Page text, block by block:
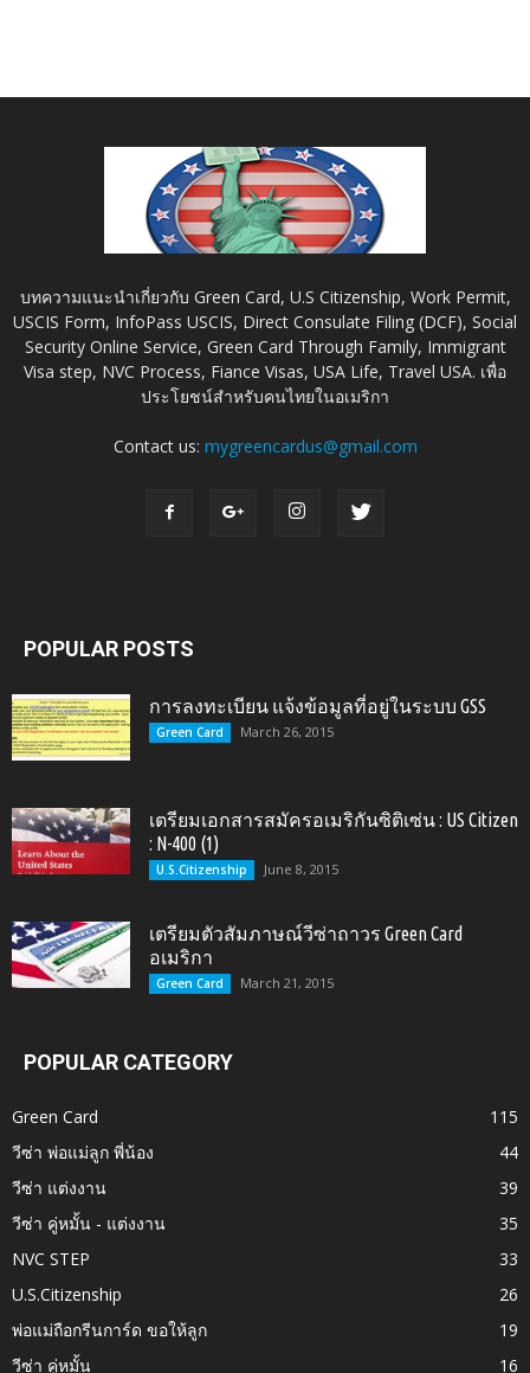
บทความแนะนำเกี่ยวกับ Green Card, U.S Citizenship, Work Permit,
USCIS Form, InfoPass USCIS, Direct Consulate Filing (DCF), Social
Security Online Service, Green Card Through Family, Immigrant
Visa step, NVC Process, Fiance Visas, USA Life, Travel USA. เพื่อ
ประโยชน์สำหรับคนไทยในอเมริกา
Contact us: mygreencardus@gmail.com
POPULAR POSTS
การลงทะเบียน แจ้งข้อมูลที่อยู่ในระบบ GSS
Green Card March 26, 2015
เตรียมเอกสารสมัครอเมริกันซิติเซ่น : US Citizen
: N-400 (1)
U.S.Citizenship June 8, 2015
เตรียมตัวสัมภาษณ์วีซ่าถาวร Green Card
อเมริกา
Green Card March 21, 2015
POPULAR CATEGORY
Green Card
115
วีซ่า พ่อแม่ลูก พี่น้อง
44
วีซ่า แต่งงาน
39
วีซ่า คู่หมั้น - แต่งงาน
35
NVC STEP
33
U.S.Citizenship
26
พ่อแม่ถือกรีนการ์ด ขอให้ลูก
19
วีซ่า คู่หมั้น
16